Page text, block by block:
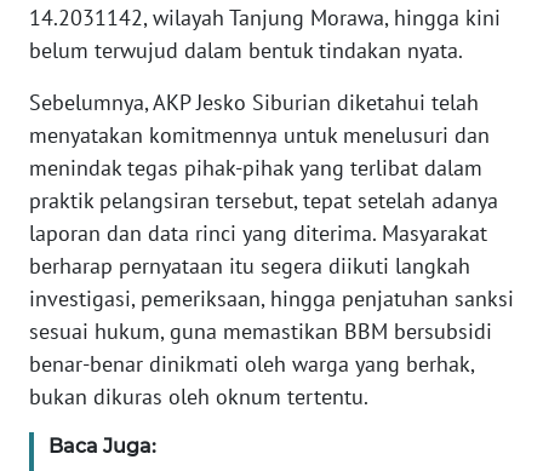
14.2031142, wilayah Tanjung Morawa, hingga kini
belum terwujud dalam bentuk tindakan nyata.
Sebelumnya, AKP Jesko Siburian diketahui telah
menyatakan komitmennya untuk menelusuri dan
menindak tegas pihak-pihak yang terlibat dalam
praktik pelangsiran tersebut, tepat setelah adanya
laporan dan data rinci yang diterima. Masyarakat
berharap pernyataan itu segera diikuti langkah
investigasi, pemeriksaan, hingga penjatuhan sanksi
sesuai hukum, guna memastikan BBM bersubsidi
benar-benar dinikmati oleh warga yang berhak,
bukan dikuras oleh oknum tertentu.
Baca Juga:
REDAKSI
DISCLAIMER
Wahana
News
Regional
WN
SUMUT
WN
JAKARTA